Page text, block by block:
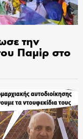
την
Παμίρ στο